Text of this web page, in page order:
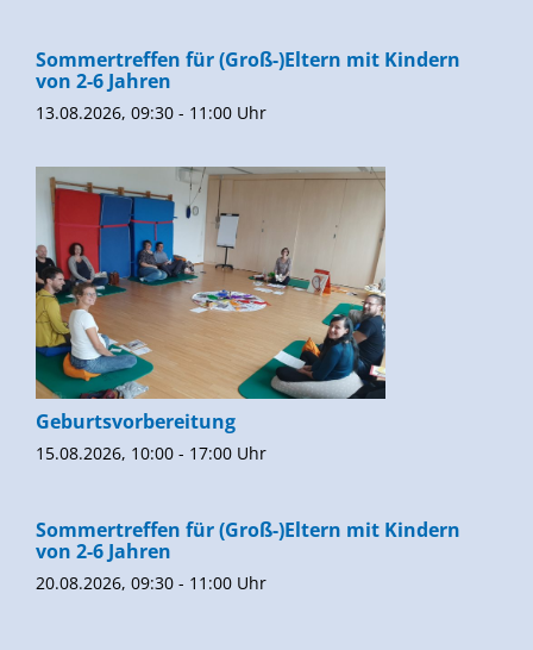
Sommertreffen für (Groß-)Eltern mit Kindern
von 2-6 Jahren
13.08.2026, 09:30 - 11:00 Uhr
Geburtsvorbereitung
15.08.2026, 10:00 - 17:00 Uhr
Sommertreffen für (Groß-)Eltern mit Kindern
von 2-6 Jahren
20.08.2026, 09:30 - 11:00 Uhr